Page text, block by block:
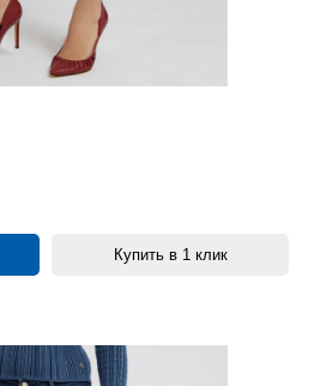
Купить в 1 клик